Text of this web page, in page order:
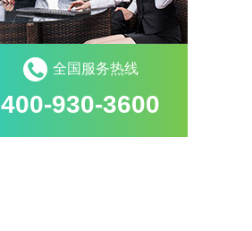
全国服务热线
400-930-3600